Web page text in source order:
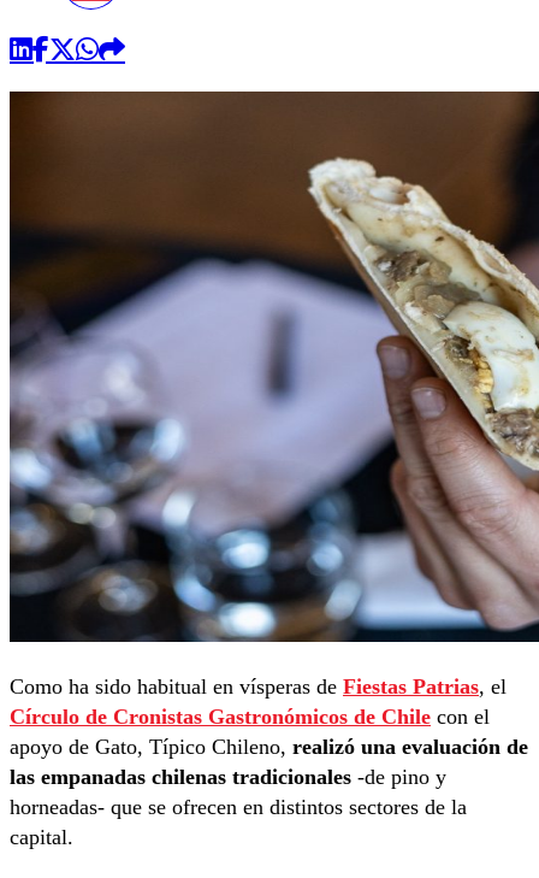
Como ha sido habitual en vísperas de Fiestas Patrias, el
Círculo de Cronistas Gastronómicos de Chile con el
apoyo de Gato, Típico Chileno, realizó una evaluación de
las empanadas chilenas tradicionales -de pino y
horneadas- que se ofrecen en distintos sectores de la
capital.